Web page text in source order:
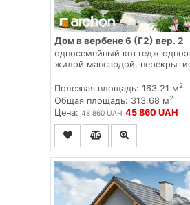
Дом в вербене 6 (Г2) вер. 2
односемейный коттедж
жилой мансардой,
Полезная площадь: 163.21 м2
Общая площадь: 313.68 м2
Цена: 48 860 UAH 45 860 UAH